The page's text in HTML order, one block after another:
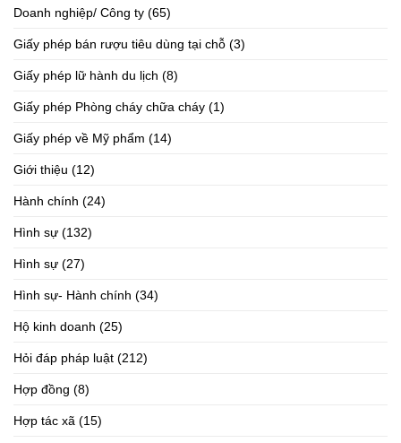
Doanh nghiệp/ Công ty (65)
Giấy phép bán rượu tiêu dùng tại chỗ (3)
Giấy phép lữ hành du lịch (8)
Giấy phép Phòng cháy chữa cháy (1)
Giấy phép về Mỹ phẩm (14)
Giới thiệu (12)
Hành chính (24)
Hình sự (132)
Hình sự (27)
Hình sự- Hành chính (34)
Hộ kinh doanh (25)
Hỏi đáp pháp luật (212)
Hợp đồng (8)
Hợp tác xã (15)